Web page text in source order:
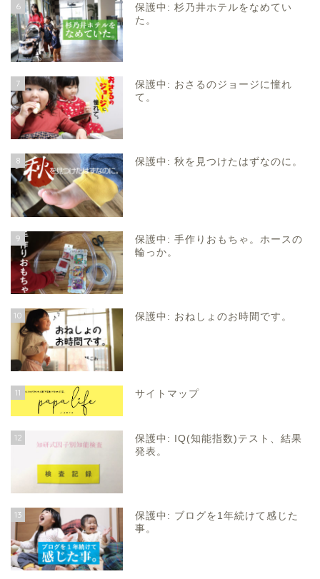
6
保護中: 杉乃井ホテルをなめてい
た。
7
保護中: おさるのジョージに憧れ
て。
8 保護中: 秋を見つけたはずなのに。
9
保護中: 手作りおもちゃ。ホースの
輪っか。
10 保護中: おねしょのお時間です。
11 サイトマップ
12
保護中: IQ(知能指数)テスト、結果
発表。
13
保護中: ブログを1年続けて感じた
事。